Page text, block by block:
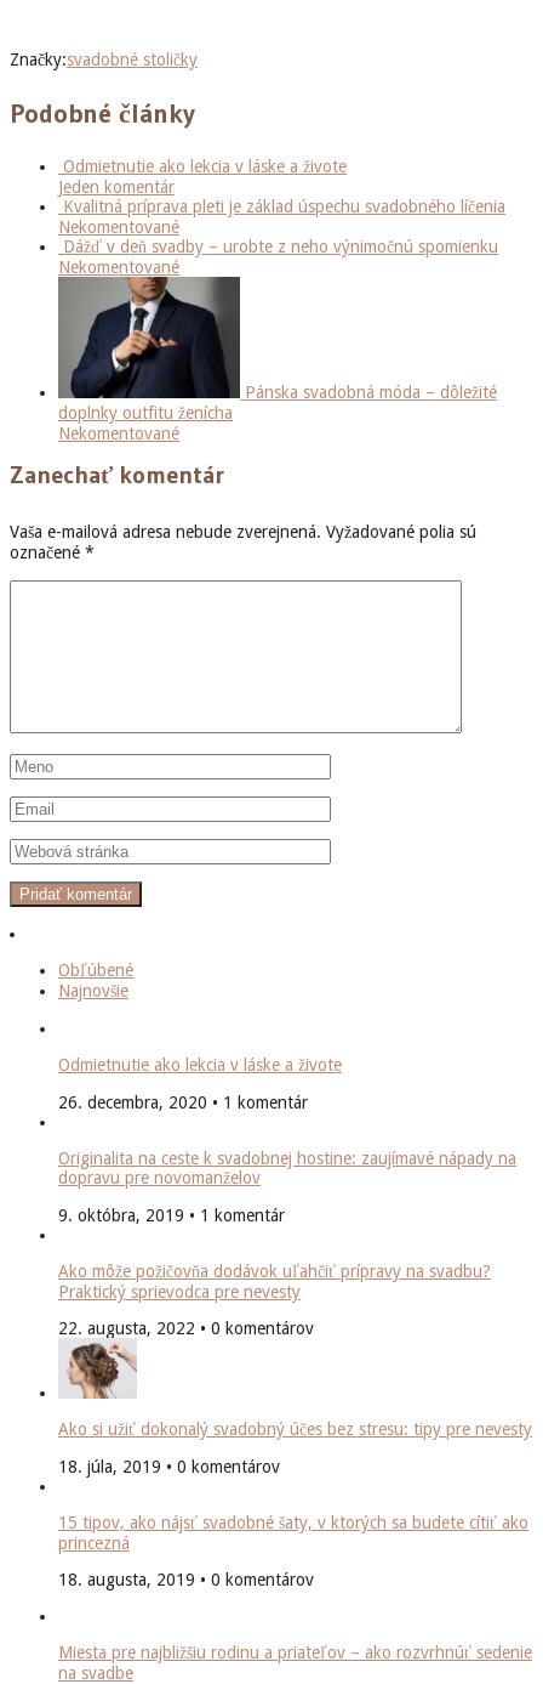
Značky:svadobné stoličky
Podobné články
Odmietnutie ako lekcia v láske a živote
Jeden komentár
Kvalitná príprava pleti je základ úspechu svadobného líčenia
Nekomentované
Dážď v deň svadby – urobte z neho výnimočnú spomienku
Nekomentované
Pánska svadobná móda – dôležité
doplnky outfitu ženícha
Nekomentované
Zanechať komentár
Vaša e-mailová adresa nebude zverejnená. Vyžadované polia sú
označené *
Obľúbené
Najnovšie
Odmietnutie ako lekcia v láske a živote
26. decembra, 2020 • 1 komentár
Originalita na ceste k svadobnej hostine: zaujímavé nápady na
dopravu pre novomanželov
9. októbra, 2019 • 1 komentár
Ako môže požičovňa dodávok uľahčiť prípravy na svadbu?
Praktický sprievodca pre nevesty
22. augusta, 2022 • 0 komentárov
Ako si užiť dokonalý svadobný účes bez stresu: tipy pre nevesty
18. júla, 2019 • 0 komentárov
15 tipov, ako nájsť svadobné šaty, v ktorých sa budete cítiť ako
princezná
18. augusta, 2019 • 0 komentárov
Miesta pre najbližšiu rodinu a priateľov – ako rozvrhnúť sedenie
na svadbe